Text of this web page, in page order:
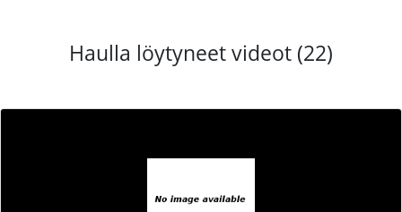
Haulla löytyneet videot (22)